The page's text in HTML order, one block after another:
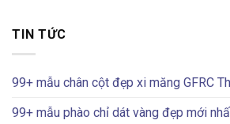
TIN TỨC
99+ mẫu chân cột đẹp xi măng GFRC
99+ mẫu phào chỉ dát vàng đẹp mới